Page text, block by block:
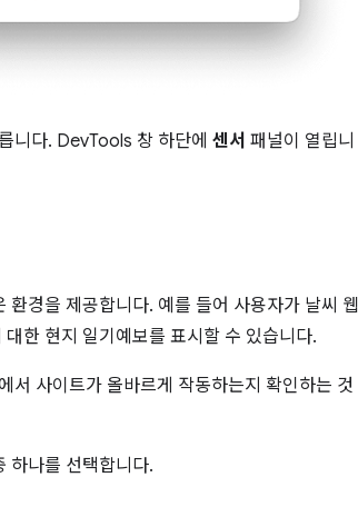
니다. DevTools 창 하단에 센서 패널이 열립니
경을 제공합니다. 예를 들어 사용자가 날씨 웹
한 현지 일기예보를 표시할 수 있습니다.
서 사이트가 올바르게 작동하는지 확인하는 것
하나를 선택합니다.